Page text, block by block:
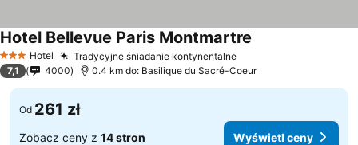
3 Kategoria
Hotel Tradycyjne śniadanie kontynentalne
Hotel Bellevue Paris Montmartre
7,1 4000 0.4 km do: Basilique du Sacré-Coeur
Od 261 zł
Zobacz ceny z 14 stron Wyświetl ceny